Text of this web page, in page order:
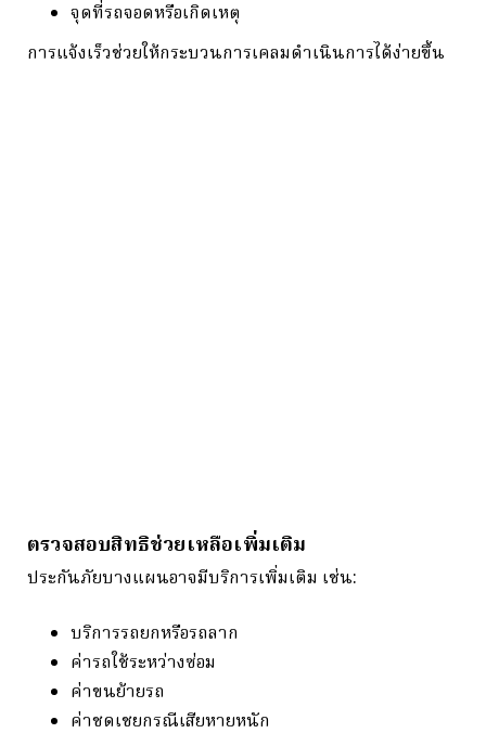
จุดที่รถจอดหรือเกิดเหตุ
การแจ้งเร็วช่วยให้กระบวนการเคลมดำเนินการได้ง่ายขึ้น
ตรวจสอบสิทธิช่วยเหลือเพิ่มเติม
ประกันภัยบางแผนอาจมีบริการเพิ่มเติม เช่น:
บริการรถยกหรือรถลาก
ค่ารถใช้ระหว่างซ่อม
ค่าขนย้ายรถ
ค่าชดเชยกรณีเสียหายหนัก